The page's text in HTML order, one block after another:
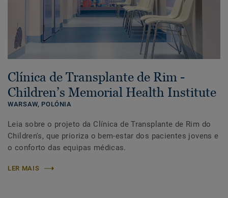
Clínica de Transplante de Rim -
Children’s Memorial Health Institute
WARSAW, POLÓNIA
Leia sobre o projeto da Clínica de Transplante de Rim do
Children's, que prioriza o bem-estar dos pacientes jovens e
o conforto das equipas médicas.
LER MAIS